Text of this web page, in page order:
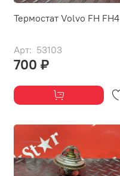
Термостат Volvo FH FH4
Арт: 53103
700 ₽